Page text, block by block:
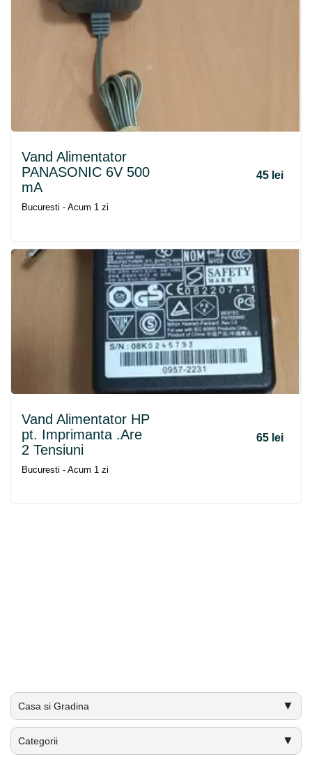
Vand Alimentator
PANASONIC 6V 500
mA
45 lei
Bucuresti - Acum 1 zi
Vand Alimentator HP
pt. Imprimanta .Are
2 Tensiuni
65 lei
Bucuresti - Acum 1 zi
Casa si Gradina ▼
Categorii ▼